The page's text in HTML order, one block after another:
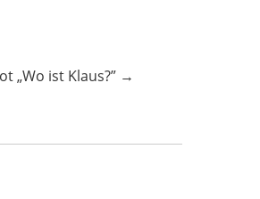
„Wo ist Klaus?” →